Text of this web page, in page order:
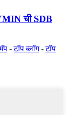
ची SDB
-टॉप ब्लॉग-टॉप